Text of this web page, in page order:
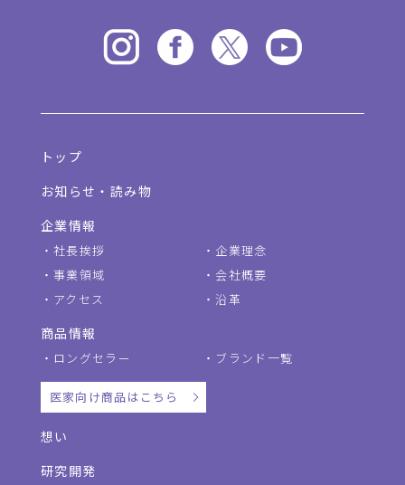
トップ
お知らせ・読み物
企業情報
社長挨拶
企業理念
事業領域
会社概要
アクセス
沿革
商品情報
ロングセラー ブランド一覧
医家向け商品はこちら
想い
研究開発